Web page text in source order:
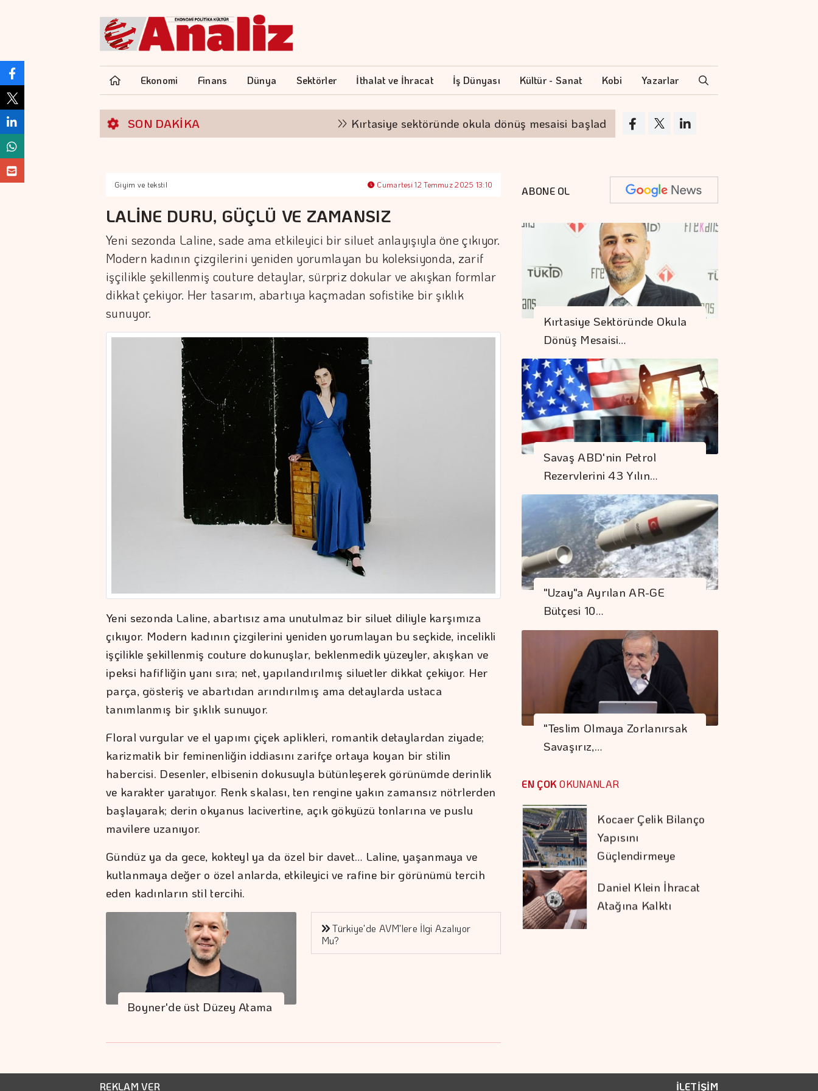
Ekonomi Finans Dünya Sektörler İthalat ve İhracat İş Dünyası Kültür - Sanat Kobi Yazarlar
SON DAKİKA Kırtasiye sektöründe okula dönüş mesaisi başladı Çiftçilerin internet kullanımı 10
Giyim ve tekstil Cumartesi 12 Temmuz 2025 13:10
LALİNE DURU, GÜÇLÜ VE ZAMANSIZ
Yeni sezonda Laline, sade ama etkileyici bir siluet anlayışıyla öne çıkıyor.
Modern kadının çizgilerini yeniden yorumlayan bu koleksiyonda, zarif
işçilikle şekillenmiş couture detaylar, sürpriz dokular ve akışkan formlar
dikkat çekiyor. Her tasarım, abartıya kaçmadan sofistike bir şıklık
sunuyor.
Yeni sezonda Laline, abartısız ama unutulmaz bir siluet diliyle karşımıza
çıkıyor. Modern kadının çizgilerini yeniden yorumlayan bu seçkide, incelikli
işçilikle şekillenmiş couture dokunuşlar, beklenmedik yüzeyler, akışkan ve
ipeksi hafifliğin yanı sıra; net, yapılandırılmış siluetler dikkat çekiyor. Her
parça, gösteriş ve abartıdan arındırılmış ama detaylarda ustaca
tanımlanmış bir şıklık sunuyor.
Floral vurgular ve el yapımı çiçek aplikleri, romantik detaylardan ziyade;
karizmatik bir feminenliğin iddiasını zarifçe ortaya koyan bir stilin
habercisi. Desenler, elbisenin dokusuyla bütünleşerek görünümde derinlik
ve karakter yaratıyor. Renk skalası, ten rengine yakın zamansız nötrlerden
başlayarak; derin okyanus lacivertine, açık gökyüzü tonlarına ve puslu
mavilere uzanıyor.
Gündüz ya da gece, kokteyl ya da özel bir davet… Laline, yaşanmaya ve
kutlanmaya değer o özel anlarda, etkileyici ve rafine bir görünümü tercih
eden kadınların stil tercihi.
Boyner'de üst Düzey Atama
Türkiye'de AVM'lere İlgi Azalıyor
Mu?
ABONE OL
Kırtasiye Sektöründe Okula
Dönüş Mesaisi…
Savaş ABD'nin Petrol
Rezervlerini 43 Yılın…
"Uzay"a Ayrılan AR-GE
Bütçesi 10…
"Teslim Olmaya Zorlanırsak
Savaşırız,…
EN ÇOK OKUNANLAR
ABD'de 911 Hattında
Yapay Zeka Dönemi
Borsa 3 Hisseye
Tedbir Uygulayacak
S. Arabistan,
Pakistan Ve
Türkiye'den
Savunma Anlaşması
Tasarruf Finansman
Düzenleme
Kocaer Çelik Bilanço
Yapısını
Güçlendirmeye
Daniel Klein İhracat
Atağına Kalktı
Mobilya İhracatında
REKLAM VER İLETİŞİM